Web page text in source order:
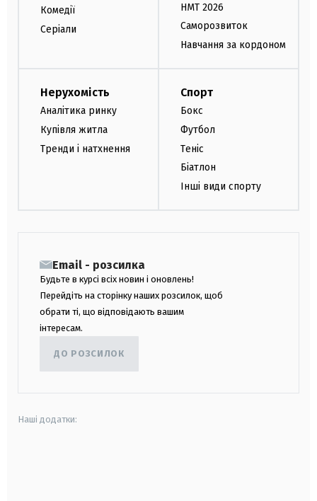
Комедії
Серіали
НМТ 2026
Саморозвиток
Навчання за кордоном
Нерухомість
Аналітика ринку
Купівля житла
Тренди і натхнення
Спорт
Бокс
Футбол
Теніс
Біатлон
Інші види спорту
Email - розсилка
Будьте в курсі всіх новин і оновлень!
Перейдіть на сторінку наших розсилок, щоб
обрати ті, що відповідають вашим
інтересам.
ДО РОЗСИЛОК
Наші додатки: